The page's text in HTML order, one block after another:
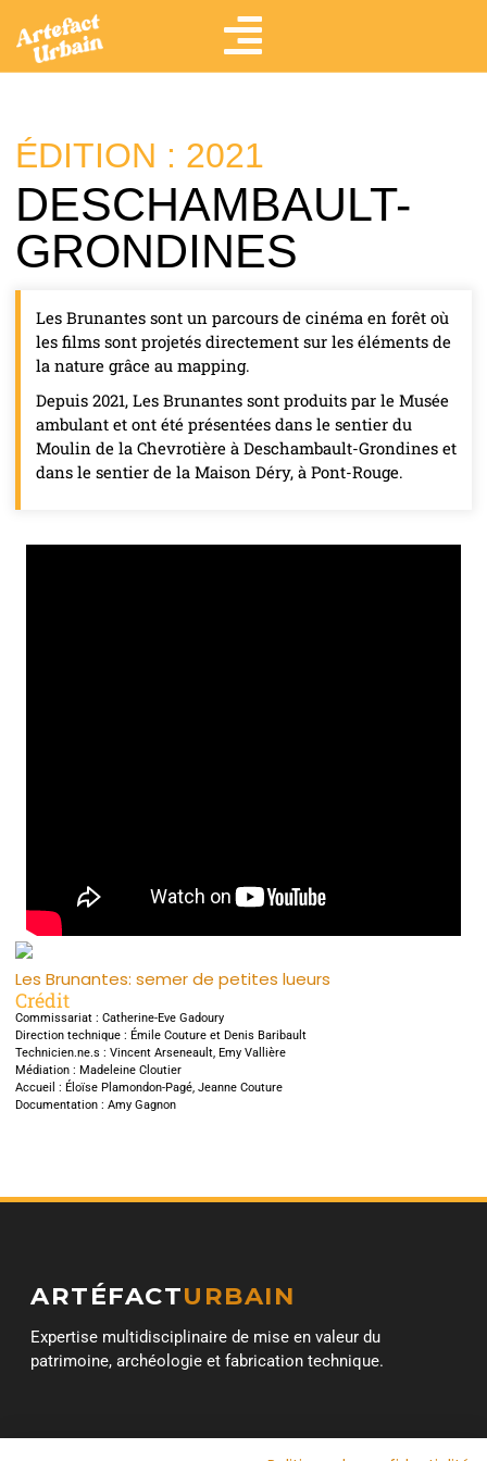
ÉDITION : 2021
DESCHAMBAULT-
GRONDINES
Les Brunantes sont un parcours de cinéma en forêt où
les films sont projetés directement sur les éléments de
la nature grâce au mapping.
Depuis 2021, Les Brunantes sont produits par le Musée
ambulant et ont été présentées dans le sentier du
Moulin de la Chevrotière à Deschambault-Grondines et
dans le sentier de la Maison Déry, à Pont-Rouge.
Crédit
Commissariat : Catherine-Eve Gadoury
Direction technique : Émile Couture et Denis Baribault
Technicien.ne.s : Vincent Arseneault, Emy Vallière
Médiation : Madeleine Cloutier
Accueil : Éloïse Plamondon-Pagé, Jeanne Couture
Documentation : Amy Gagnon
Les Brunantes: semer de petites lueurs
ARTÉFACTURBAIN
Expertise multidisciplinaire de mise en valeur du
patrimoine, archéologie et fabrication technique.